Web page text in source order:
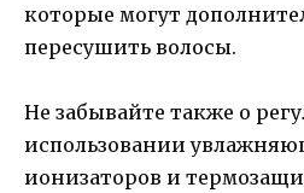
которые могут
пересушить волосы.
Не забывайте также о
использовании
ионизаторов и